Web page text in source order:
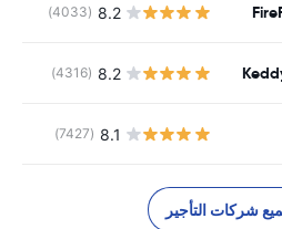
8.2
(4033)
8.2
(4316)
8.1
(7427)
شركات التأجير